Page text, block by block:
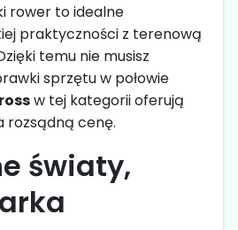
rower to idealne
praktyczności z terenową
temu nie musisz
sprzętu w połowie
w tej kategorii oferują
rozsądną cenę.
światy,